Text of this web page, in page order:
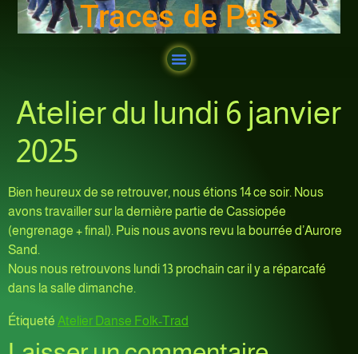
Traces de Pas
Atelier du lundi 6 janvier
2025
Bien heureux de se retrouver, nous étions 14 ce soir. Nous
avons travailler sur la dernière partie de Cassiopée
(engrenage + final). Puis nous avons revu la bourrée d’Aurore
Sand.
Nous nous retrouvons lundi 13 prochain car il y a réparcafé
dans la salle dimanche.
Étiqueté Atelier Danse Folk-Trad